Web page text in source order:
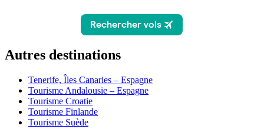
Autres destinations
Tenerife, Îles Canaries – Espagne
Tourisme Andalousie – Espagne
Tourisme Croatie
Tourisme Finlande
Tourisme Suède